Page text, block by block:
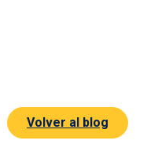
Volver al blog